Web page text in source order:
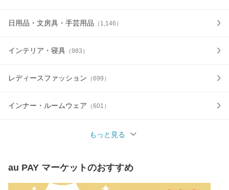
日用品・文房具・手芸用品 （ 1,146 ）
インテリア・寝具 （983 ）
レディースファッション （699 ）
インナー・ルームウェア （601 ）
もっと見る
au PAY マーケットのおすすめ